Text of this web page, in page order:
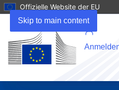
Skip to main content
Offizielle Website der EU
Uploads